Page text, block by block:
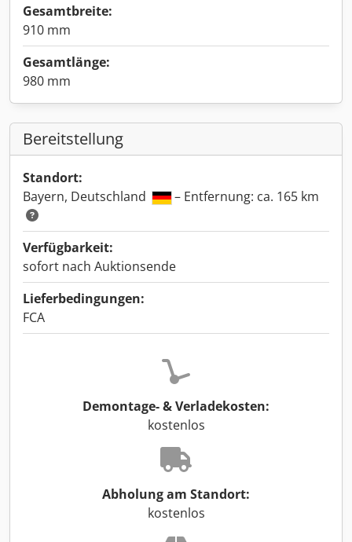
Gesamtbreite:
910 mm
Gesamtlänge:
980 mm
Bereitstellung
Standort:
Bayern, Deutschland
– Entfernung: ca. 165 km
Verfügbarkeit:
sofort nach Auktionsende
Lieferbedingungen:
FCA
Demontage- & Verladekosten:
kostenlos
Abholung am Standort:
kostenlos